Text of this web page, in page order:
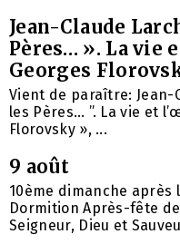
Jean-Claude
Pères… ». La vie
Georges
Vient de paraître: Jean-
les Pères… ”. La vie et
Florovsky », ...
9 août
10ème dimanche après
Dormition Après-fête
Seigneur, Dieu et